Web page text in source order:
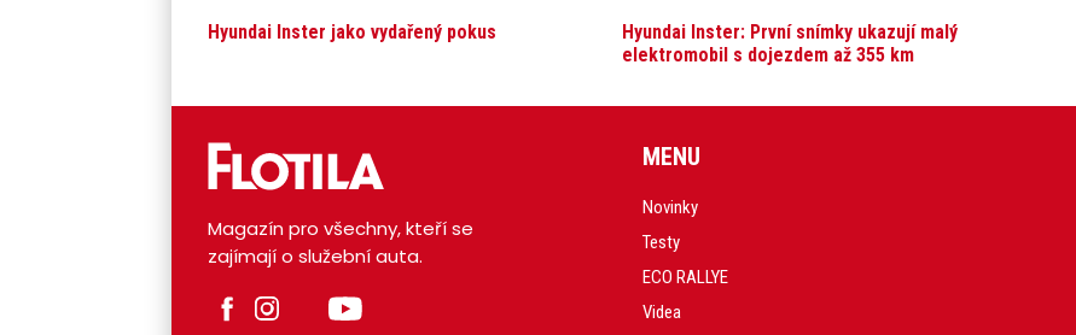
Hyundai Inster jako vydařený pokus
Hyundai Inster: První snímky ukazují malý
elektromobil s dojezdem až 355 km
Magazín pro všechny, kteří se
zajímají o služební auta.
MENU
Novinky
Testy
ECO RALLYE
Videa